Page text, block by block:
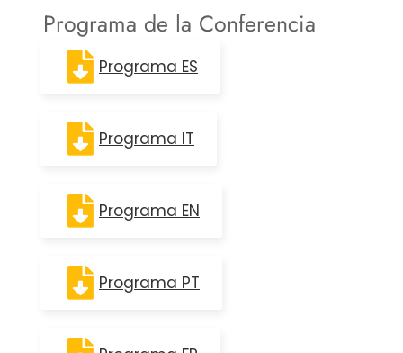
Programa de la Conferencia
Programa ES
Programa IT
Programa EN
Programa PT